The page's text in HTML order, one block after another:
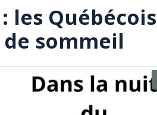
les Québécois
sommeil